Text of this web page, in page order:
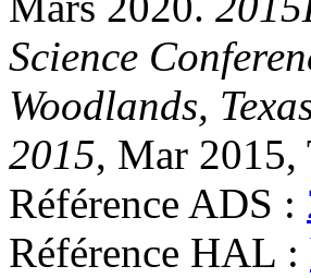
Science
Woodlands,
2015, Mar 2015,
Référence ADS :
Référence HAL :